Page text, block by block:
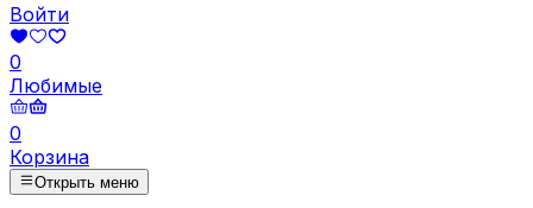
Войти
0
Любимые
0
Корзина
Открыть меню